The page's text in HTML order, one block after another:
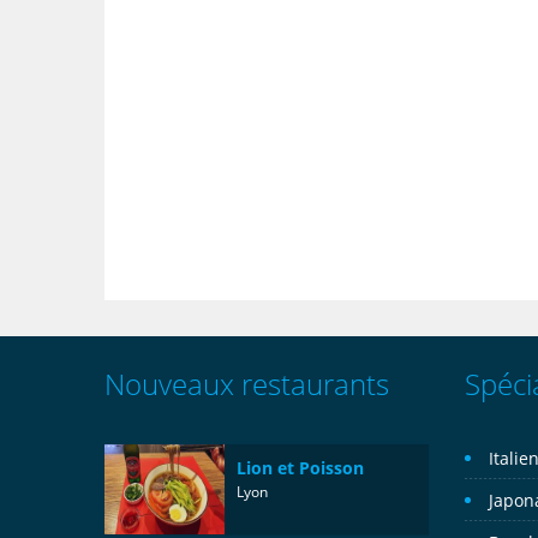
Nouveaux restaurants
Lion et Poisson
Lyon
Italien